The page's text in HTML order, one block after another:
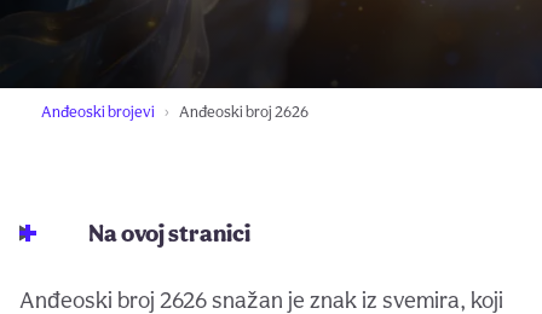
Anđeoski brojevi Anđeoski broj 2626
Na ovoj stranici
Anđeoski broj 2626 snažan je znak iz svemira, koji